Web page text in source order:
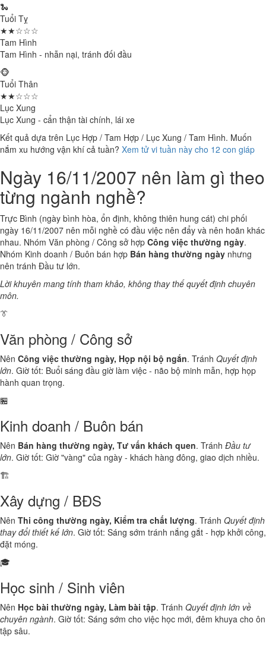
🐍
Tuổi Tỵ
★★☆☆☆
Tam Hình
Tam Hình - nhẫn nại, tránh đối đầu
🐵
Tuổi Thân
★★☆☆☆
Lục Xung
Lục Xung - cẩn thận tài chính, lái xe
Kết quả dựa trên Lục Hợp / Tam Hợp / Lục Xung / Tam Hình. Muốn
nắm xu hướng vận khí cả tuần? Xem tử vi tuần này cho 12 con giáp
Ngày 16/11/2007 nên làm gì theo
từng ngành nghề?
Trực Bình (ngày bình hòa, ổn định, không thiên hung cát) chi phối
ngày 16/11/2007 nên mỗi nghề có đầu việc nên đẩy và nên hoãn khác
nhau. Nhóm Văn phòng / Công sở hợp Công việc thường ngày.
Nhóm Kinh doanh / Buôn bán hợp Bán hàng thường ngày nhưng
nên tránh Đầu tư lớn.
Lời khuyên mang tính tham khảo, không thay thế quyết định chuyên
môn.
👔
Văn phòng / Công sở
Nên Công việc thường ngày, Họp nội bộ ngắn. Tránh Quyết định
lớn. Giờ tốt: Buổi sáng đầu giờ làm việc - não bộ minh mẫn, hợp họp
hành quan trọng.
🏪
Kinh doanh / Buôn bán
Nên Bán hàng thường ngày, Tư vấn khách quen. Tránh Đầu tư
lớn. Giờ tốt: Giờ "vàng" của ngày - khách hàng đông, giao dịch nhiều.
🏗️
Xây dựng / BĐS
Nên Thi công thường ngày, Kiểm tra chất lượng. Tránh Quyết định
thay đổi thiết kế lớn. Giờ tốt: Sáng sớm tránh nắng gắt - hợp khởi công,
đặt móng.
🎓
Học sinh / Sinh viên
Nên Học bài thường ngày, Làm bài tập. Tránh Quyết định lớn về
chuyên ngành. Giờ tốt: Sáng sớm cho việc học mới, đêm khuya cho ôn
tập sâu.